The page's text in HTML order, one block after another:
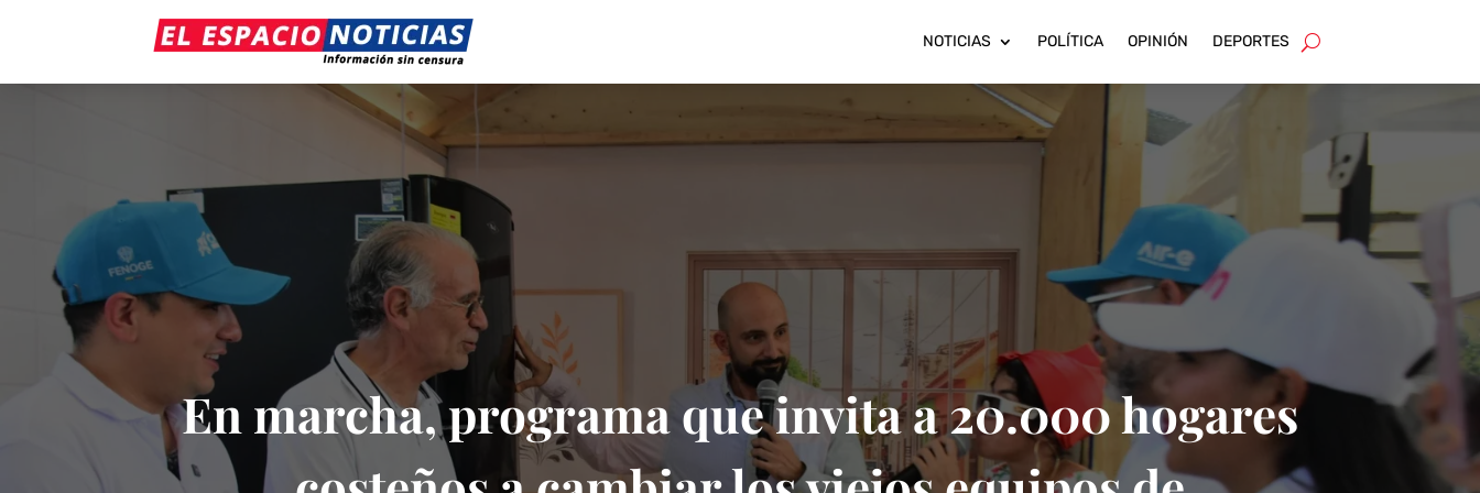
NOTICIAS POLÍTICA OPINIÓN DEPORTES
En marcha, programa que invita a 20.000 hogares